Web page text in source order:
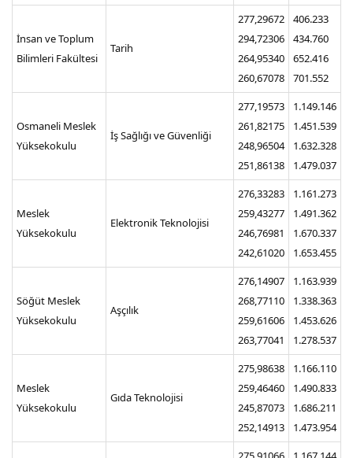
İnsan ve Toplum
Bilimleri Fakültesi
Tarih
277,29672
294,72306
264,95340
260,67078
406.233
434.760
652.416
701.552
Osmaneli Meslek
Yüksekokulu
İş Sağlığı ve Güvenliği
277,19573
261,82175
248,96504
251,86138
1.149.146
1.451.539
1.632.328
1.479.037
Meslek
Yüksekokulu
Elektronik Teknolojisi
276,33283
259,43277
246,76981
242,61020
1.161.273
1.491.362
1.670.337
1.653.455
Söğüt Meslek
Yüksekokulu
Aşçılık
276,14907
268,77110
259,61606
263,77041
1.163.939
1.338.363
1.453.626
1.278.537
Meslek
Yüksekokulu
Gıda Teknolojisi
275,98638
259,46460
245,87073
252,14913
1.166.110
1.490.833
1.686.211
1.473.954